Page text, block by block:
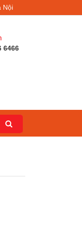
Nội
6466